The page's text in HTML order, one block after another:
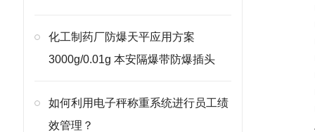
化工制药厂防爆天平应用方案
3000g/0.01g 本安隔爆带防爆插头
如何利用电子秤称重系统进行员工绩
效管理？